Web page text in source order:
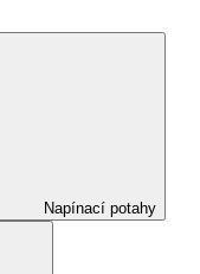
Napínací potahy